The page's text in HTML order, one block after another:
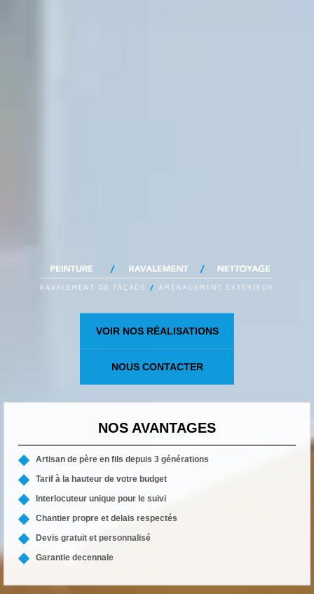
VOIR NOS RÉALISATIONS
NOUS CONTACTER
NOS AVANTAGES
Artisan de père en fils depuis 3 générations
Tarif à la hauteur de votre budget
Interlocuteur unique pour le suivi
Chantier propre et delais respectés
Devis gratuit et personnalisé
Garantie decennale